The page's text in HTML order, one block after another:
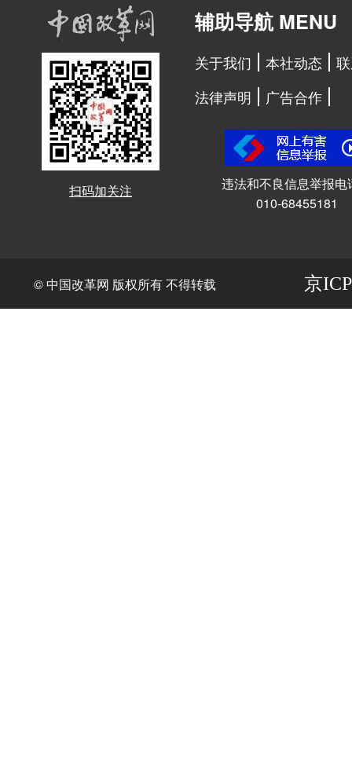
扫码加关注
辅助导航 MENU
关于我们 本社动态
法律声明
广告合作
违法和不良信息举报电
010-68455181
© 中国改革网 版权所有 不得转载 京